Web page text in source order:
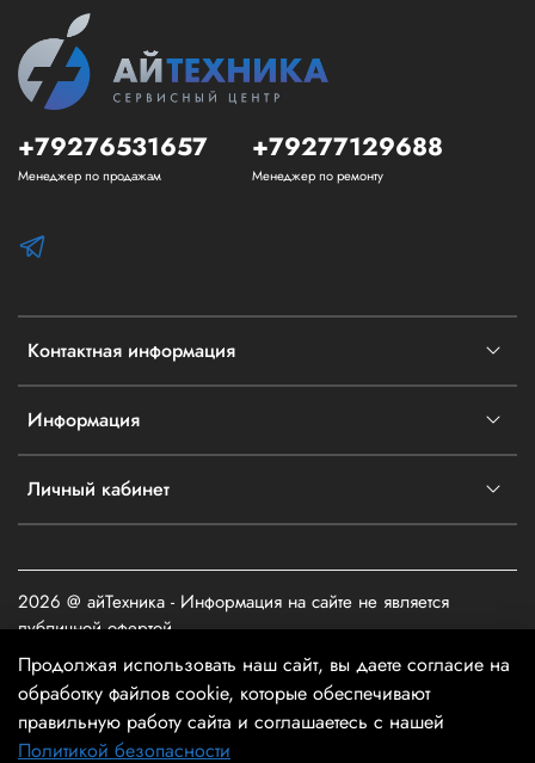
В корзину
Контактная информация
Информация
Личный кабинет
+79276531657
Менеджер по продажам
+79277129688
Менеджер по ремонту
2026 @ айТехника - Информация на сайте не является
публичной офертой
Продолжая использовать наш сайт, вы даете согласие на
обработку файлов cookie, которые обеспечивают
правильную работу сайта и соглашаетесь с нашей
Политикой безопасности